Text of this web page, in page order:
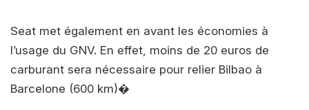
Seat met également en avant les économies à
l’usage du GNV. En effet, moins de 20 euros de
carburant sera nécessaire pour relier Bilbao à
Barcelone (600 km)�